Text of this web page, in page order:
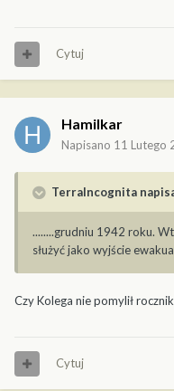
Cytuj
Hamilkar
Napisano 11 Lutego
TerraIncognita
........grudniu 1942 roku.
służyć jako wyjście
Czy Kolega nie pomylił
Cytuj